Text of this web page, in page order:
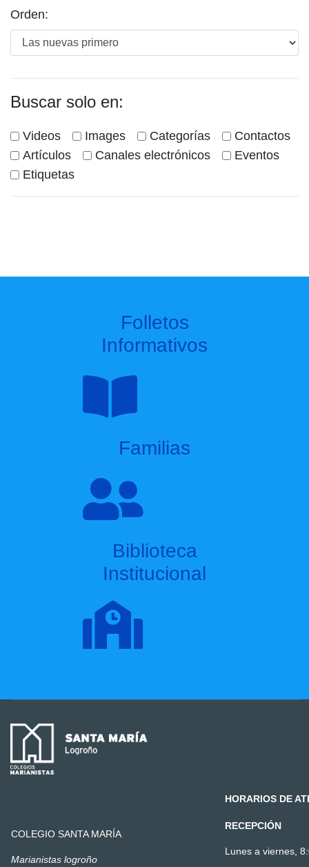
Orden:
Buscar solo en:
Videos Images Categorías
Contactos
Artículos
Canales electrónicos
Eventos
Etiquetas
Folletos
Informativos
Familias
Biblioteca
Institucional
COLEGIO SANTA MARÍA
Marianistas logroño
HORARIOS DE
RECEPCIÓN
Lunes a viernes,